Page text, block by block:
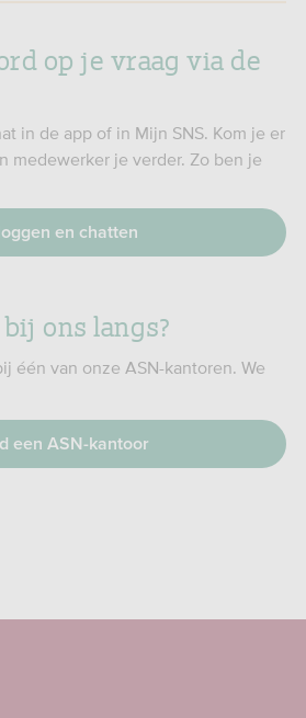
op je vraag via de
in de app of in Mijn SNS. Kom je er
medewerker je verder. Zo ben je
en chatten
ons langs?
één van onze ASN-kantoren. We
een ASN-kantoor